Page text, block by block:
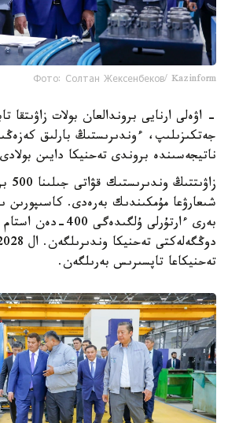
Фото: Солтан Жексенбеков/ Kazinform
- اۋەلى ارنايى بروندالعان بولات زاۋىتقا
جەتكىزىلىپ، ءوندىرىستىڭ بارلىق
ناتيجەسىندە بروندى تەحنيكا دايىن
شىعارۋعا مۇمكىندىك بەرەدى. كاسىپورىن
بەرى ءارتۇرلى ۇلگىدەگى
تەحنيكاعا تاپسىرىس بەرىلگەن.